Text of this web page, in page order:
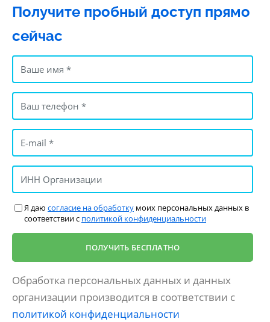
Получите пробный доступ прямо
сейчас
Я даю согласие на обработку моих персональных данных в
соответствии с политикой конфиденциальности
Обработка персональных данных и данных
организации производится в соответствии с
политикой конфиденциальности